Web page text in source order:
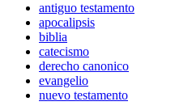
antiguo testamento
apocalipsis
biblia
catecismo
derecho canonico
evangelio
nuevo testamento